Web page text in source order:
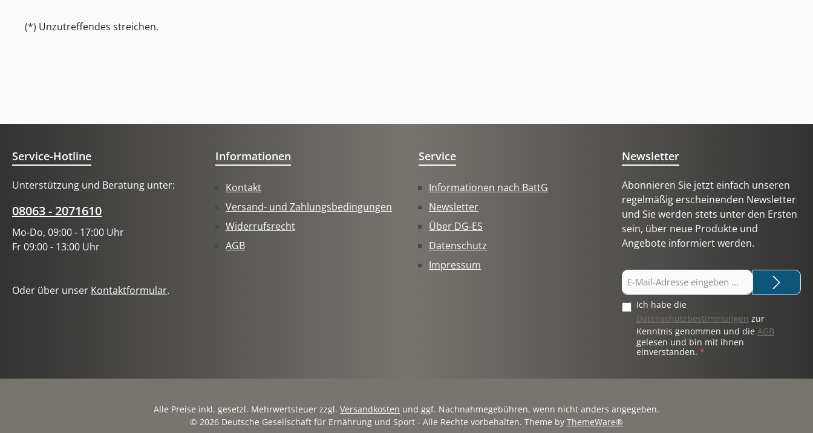
(*) Unzutreffendes streichen.
Service-Hotline
Unterstützung und Beratung unter:
08063 - 2071610
Mo-Do, 09:00 - 17:00 Uhr
Fr 09:00 - 13:00 Uhr
Oder über unser Kontaktformular.
Informationen
Kontakt
Versand- und Zahlungsbedingungen
Widerrufsrecht
AGB
Service
Informationen nach BattG
Newsletter
Über DG-ES
Datenschutz
Impressum
Newsletter
Abonnieren Sie jetzt einfach unseren
regelmäßig erscheinenden Newsletter
und Sie werden stets unter den Ersten
sein, über neue Produkte und
Angebote informiert werden.
E-
Mail-
Adresse
*
Ich habe die
Datenschutzbestimmungen zur
Kenntnis genommen und die AGB
gelesen und bin mit ihnen
einverstanden. *
Alle Preise inkl. gesetzl. Mehrwertsteuer zzgl. Versandkosten und ggf. Nachnahmegebühren, wenn nicht anders angegeben.
© 2026 Deutsche Gesellschaft für Ernährung und Sport - Alle Rechte vorbehalten. Theme by ThemeWare®